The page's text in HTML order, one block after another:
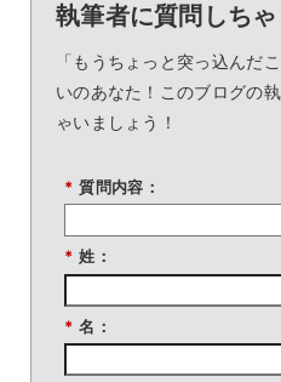
執筆者に質問しちゃ
「もうちょっと突っ込んだ
いのあなた！このブログの
ゃいましょう！
* 質問内容：
* 姓：
* 名：